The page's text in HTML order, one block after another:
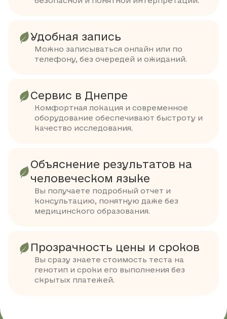
Удобная запись
Можно записываться онлайн или по
телефону, без очередей и ожиданий.
Сервис в Днепре
Комфортная локация и современное
оборудование обеспечивают быстроту и
качество исследования.
Объяснение результатов на
человеческом языке
Вы получаете подробный отчет и
консультацию, понятную даже без
медицинского образования.
Прозрачность цены и сроков
Вы сразу знаете стоимость теста на
генотип и сроки его выполнения без
скрытых платежей.